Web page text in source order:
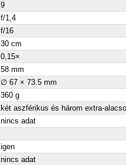
9
f/1,4
f/16
30 cm
0,15×
58 mm
∅ 67 × 73.5 mm
360 g
két aszférikus és három extra-
nincs adat
igen
nincs adat